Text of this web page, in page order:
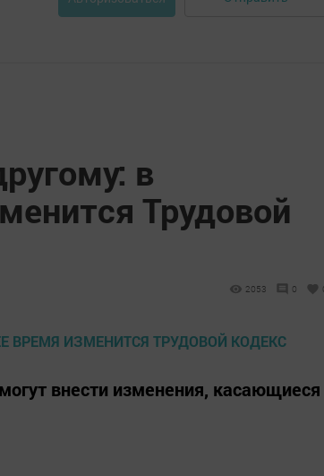
в
Трудовой
2053 0
внести изменения, касающиеся